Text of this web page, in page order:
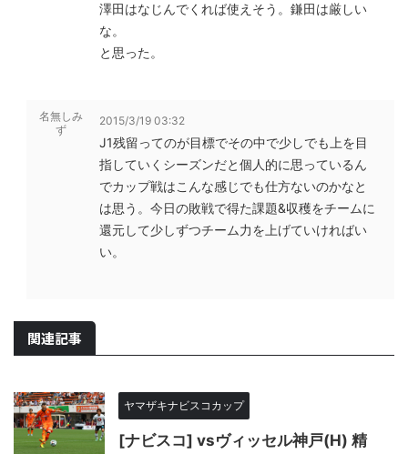
澤田はなじんでくれば使えそう。鎌田は厳しい
な。
と思った。
名無しみ
ず
2015/3/19 03:32
J1残留ってのが目標でその中で少しでも上を目
指していくシーズンだと個人的に思っているん
でカップ戦はこんな感じでも仕方ないのかなと
は思う。今日の敗戦で得た課題&収穫をチームに
還元して少しずつチーム力を上げていければい
い。
関連記事
ヤマザキナビスコカップ
[ナビスコ] vsヴィッセル神戸(H) 精